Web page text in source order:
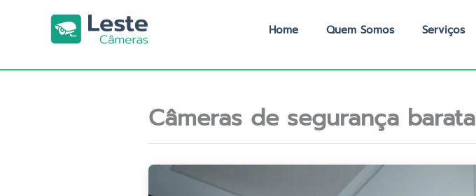
Home Quem Somos Serviços
Câmeras de segurança barata